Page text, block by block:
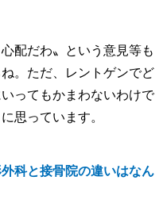
配だわ〟という意見等も
。ただ、レントゲンでど
ってもかまわないわけで
思っています。
科と接骨院の違いはなん